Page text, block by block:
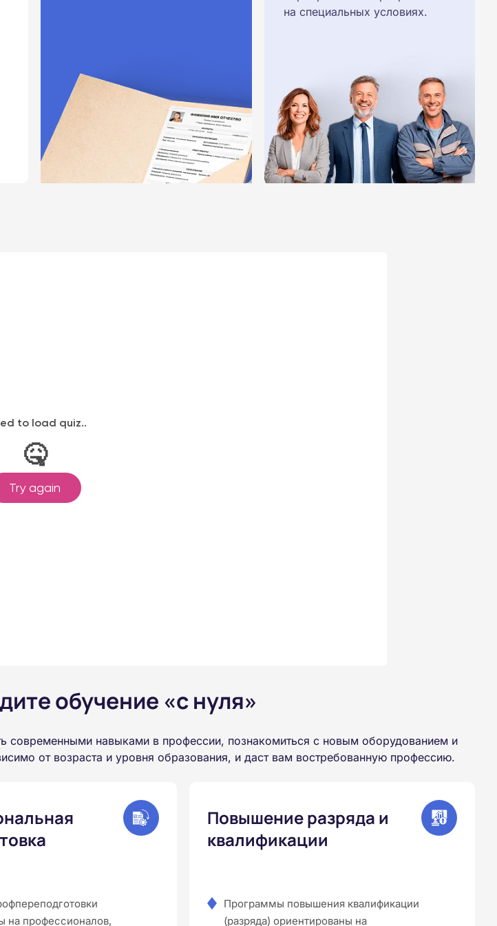
на специальных условиях.
обучение «с нуля»
современными навыками в профессии, познакомиться с новым оборудованием и
от возраста и уровня образования, и даст вам востребованную профессию.
на профессионалов,
Повышение разряда и
квалификации
Программы повышения квалификации
(разряда) ориентированы на